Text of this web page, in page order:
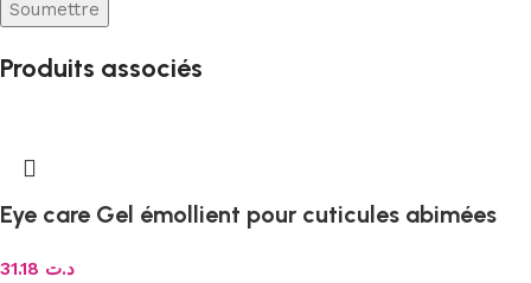
Produits associés
Eye care Gel émollient pour cuticules abimées
د.ت